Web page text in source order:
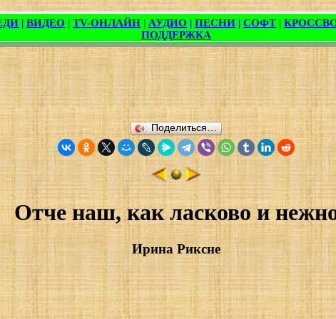
Поделиться…
Отче наш, как ласково и
Ирина Риксне